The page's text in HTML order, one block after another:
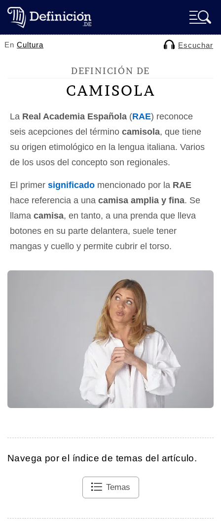
EnCultura Escuchar
DEFINICIÓN DE
CAMISOLA
La Real Academia Española (RAE) reconoce
seis acepciones del término camisola, que tiene
su origen etimológico en la lengua italiana. Varios
de los usos del concepto son regionales.
El primer significado mencionado por la RAE
hace referencia a una camisa amplia y fina. Se
llama camisa, en tanto, a una prenda que lleva
botones en su parte delantera, suele tener
mangas y cuello y permite cubrir el torso.
Navega por el índice de temas del artículo.
Temas